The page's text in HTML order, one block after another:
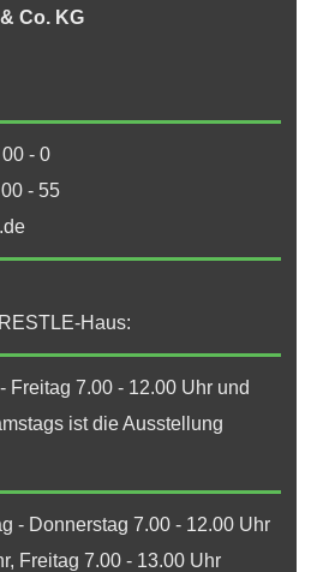
Co. KG
- 0
- 55
Haus:
Freitag 7.00 - 12.00 Uhr und
ist die Ausstellung
- Donnerstag 7.00 - 12.00 Uhr
Freitag 7.00 - 13.00 Uhr